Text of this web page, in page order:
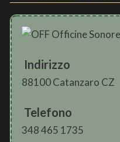
Indirizzo
88100 Catanzaro CZ
Telefono
348 465 1735